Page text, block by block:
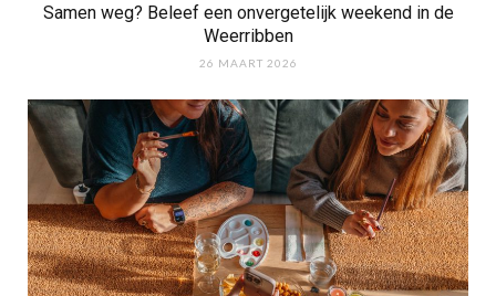
Samen weg? Beleef een onvergetelijk weekend in de
Weerribben
26 MAART 2026